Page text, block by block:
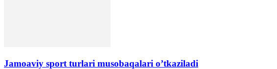
Jamoaviy sport turlari musobaqalari o’tkaziladi